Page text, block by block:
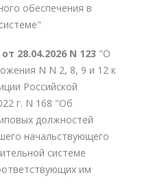
обеспечения в
28.04.2026 N 123 "О
N N 2, 8, 9 и 12 к
Российской
г. N 168 "Об
должностей
начальствующего
системе
им